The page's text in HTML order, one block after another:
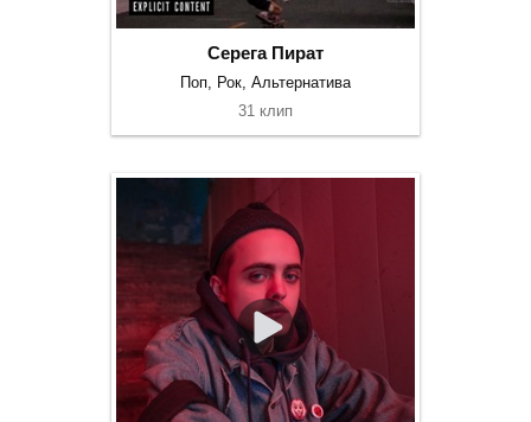
Серега Пират
Поп, Рок, Альтернатива
31 клип